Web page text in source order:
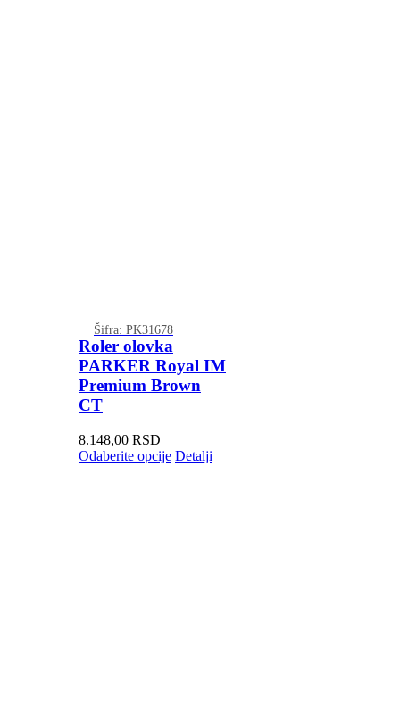
Šifra: PK31678
Roler olovka
PARKER Royal IM
Premium Brown
CT
8.148,00 RSD
Odaberite opcije Detalji